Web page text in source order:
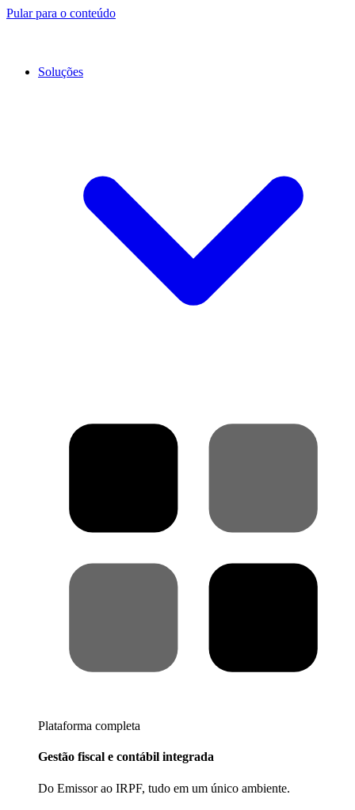
Pular para o conteúdo
Soluções
Plataforma completa
Gestão fiscal e contábil integrada
Do Emissor ao IRPF, tudo em um único ambiente.